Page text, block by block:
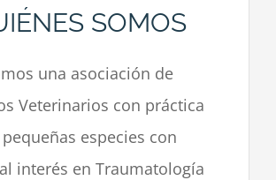
SOMOS
una asociación de
Veterinarios con práctica
especies con
interés en Traumatología